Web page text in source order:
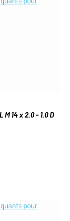
14 x 2.0 - 1.0 D